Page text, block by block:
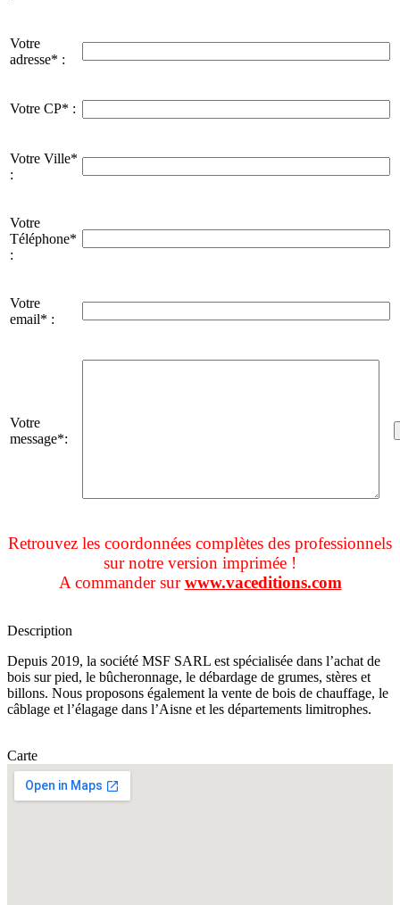
Votre
adresse* :
Votre CP* :
Votre Ville*
:
Votre
Téléphone*
:
Votre
email* :
Votre
message*:
Retrouvez les coordonnées complètes des professionnels
sur notre version imprimée !
A commander surwww.vaceditions.com
Description
Depuis 2019, la société MSF SARL est spécialisée dans l’achat de
bois sur pied, le bûcheronnage, le débardage de grumes, stères et
billons. Nous proposons également la vente de bois de chauffage, le
câblage et l’élagage dans l’Aisne et les départements limitrophes.
Carte